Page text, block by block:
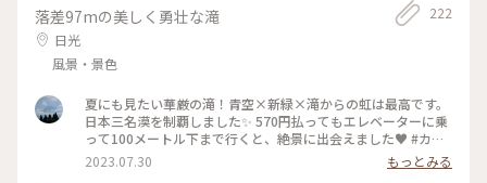
落差97mの美しく勇壮な滝
日光
風景・景色
222
夏にも見たい華厳の滝！青空×新緑×滝からの虹は最高です。
日本三名漠を制覇しました✨ 570円払ってもエレベーターに乗
って100メートル下まで行くと、絶景に出会えました♥️ #カメ
ラ旅 #私のことりっぷ旅
2023.07.30
もっとみる